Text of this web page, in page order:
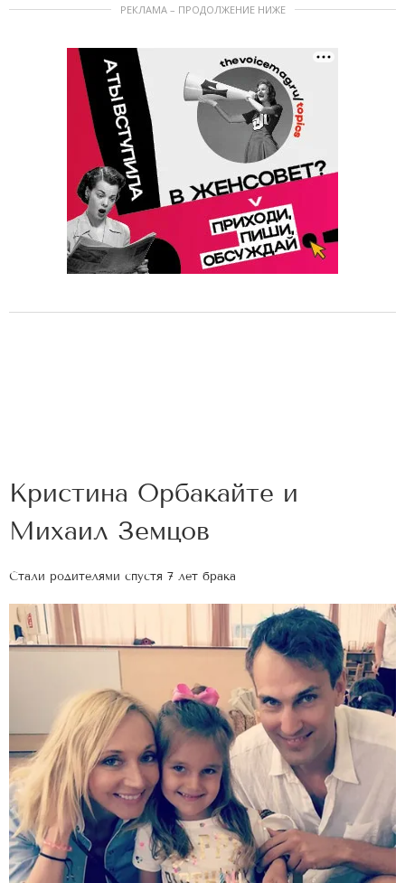
РЕКЛАМА – ПРОДОЛЖЕНИЕ НИЖЕ
Кристина Орбакайте и
Михаил Земцов
Стали родителями спустя 7 лет брака